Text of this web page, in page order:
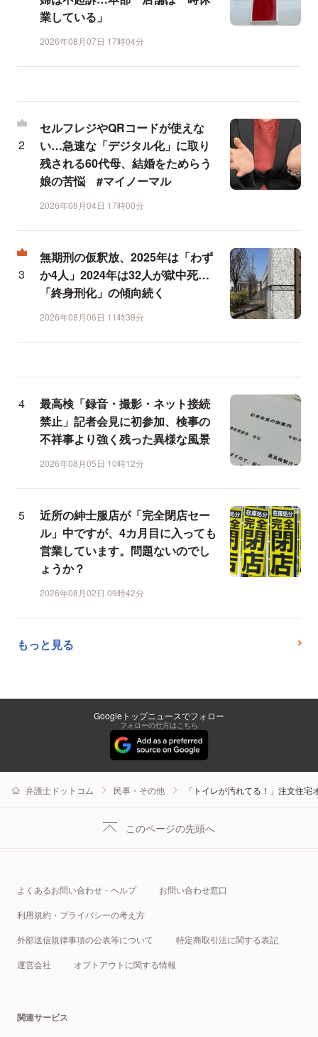
業している」
2026年08月07日 17時04分
セルフレジやQRコードが使えな
い…急速な「デジタル化」に取り
残される60代母、結婚をためらう
娘の苦悩 #マイノーマル
2026年08月04日 17時00分
無期刑の仮釈放、2025年は「わず
か4人」2024年は32人が獄中死…
「終身刑化」の傾向続く
2026年08月06日 11時39分
最高検「録音・撮影・ネット接続
禁止」記者会見に初参加、検事の
不祥事より強く残った異様な風景
2026年08月05日 10時12分
近所の紳士服店が「完全閉店セー
ル」中ですが、4カ月目に入っても
営業しています。問題ないのでし
ょうか？
2026年08月02日 09時42分
もっと見る
Googleトップニュースでフォロー
フォローの仕方はこちら
弁護士ドットコム 民事・その他 「トイレが汚れてる！」注文住
このページの先頭へ
よくあるお問い合わせ・ヘルプ お問い合わせ窓口
利用規約・プライバシーの考え方
外部送信規律事項の公表等について 特定商取引法に関する表記
運営会社 オプトアウトに関する情報
関連サービス